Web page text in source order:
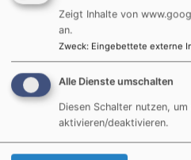
DIAKONIE
Zeigt Inhalte von
an.
Zweck: Eingebettete externe
Alle Dienste umschalten
Diesen Schalter nutzen,
aktivieren/deaktivieren.